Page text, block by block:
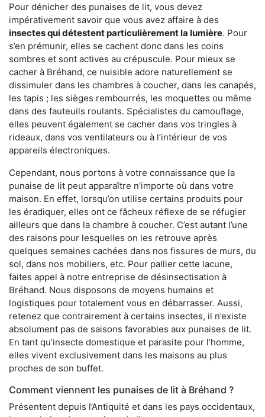
Pour dénicher des punaises de lit, vous devez
impérativement savoir que vous avez affaire à des
insectes qui détestent particulièrement la lumière. Pour
s’en prémunir, elles se cachent donc dans les coins
sombres et sont actives au crépuscule. Pour mieux se
cacher à Bréhand, ce nuisible adore naturellement se
dissimuler dans les chambres à coucher, dans les canapés,
les tapis ; les sièges rembourrés, les moquettes ou même
dans des fauteuils roulants. Spécialistes du camouflage,
elles peuvent également se cacher dans vos tringles à
rideaux, dans vos ventilateurs ou à l’intérieur de vos
appareils électroniques.
Cependant, nous portons à votre connaissance que la
punaise de lit peut apparaître n’importe où dans votre
maison. En effet, lorsqu’on utilise certains produits pour
les éradiquer, elles ont ce fâcheux réflexe de se réfugier
ailleurs que dans la chambre à coucher. C’est autant l’une
des raisons pour lesquelles on les retrouve après
quelques semaines cachées dans nos fissures de murs, du
sol, dans nos mobiliers, etc. Pour pallier cette lacune,
faites appel à notre entreprise de désinsectisation à
Bréhand. Nous disposons de moyens humains et
logistiques pour totalement vous en débarrasser. Aussi,
retenez que contrairement à certains insectes, il n’existe
absolument pas de saisons favorables aux punaises de lit.
En tant qu’insecte domestique et parasite pour l’homme,
elles vivent exclusivement dans les maisons au plus
proches de son buffet.
Comment viennent les punaises de lit à Bréhand ?
Présentent depuis l’Antiquité et dans les pays occidentaux,